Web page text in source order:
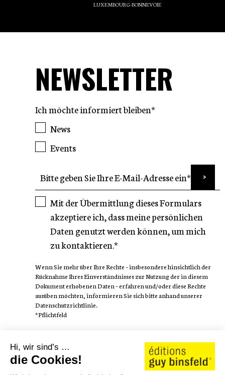
LUXEMBOURG-BONNEVOIE
NEWSLETTER
Ich möchte informiert bleiben*
News
Events
Mit der Übermittlung dieses Formulars
akzeptiere ich, dass meine persönlichen
Daten genutzt werden können, um mich
zu kontaktieren.*
Wenn Sie mehr über Ihre Rechte – insbesondere hinsichtlich der
Rücknahme Ihres Einverständnisses zur Nutzung der in diesem
Dokument erhobenen Daten – erfahren und/oder diese Rechte
ausüben möchten, informieren Sie sich bitte anhand unserer
Datenschutzrichtlinie.
*Pflichtfeld
FOLGEN SIE
Hi, wir sind’s …
die Cookies!